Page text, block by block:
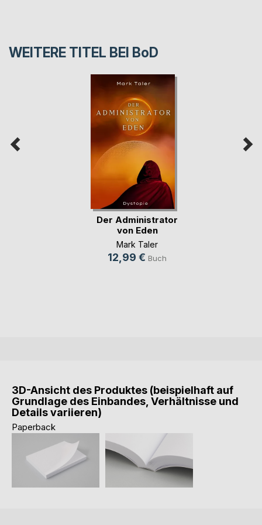
WEITERE TITEL BEI BoD
Der Administrator
von Eden
Mark Taler
12,99 € Buch
3D-Ansicht des Produktes (beispielhaft auf
Grundlage des Einbandes, Verhältnisse und
Details variieren)
Paperback